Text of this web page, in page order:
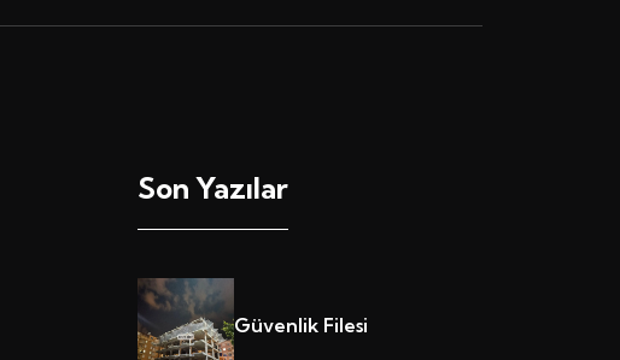
Son Yazılar
Güvenlik Filesi